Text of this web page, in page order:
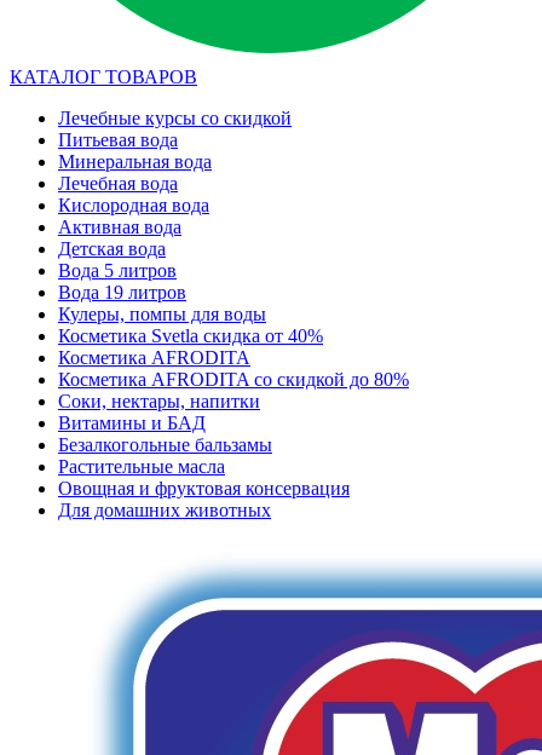
КАТАЛОГ ТОВАРОВ
Лечебные курсы со скидкой
Питьевая вода
Минеральная вода
Лечебная вода
Кислородная вода
Активная вода
Детская вода
Вода 5 литров
Вода 19 литров
Кулеры, помпы для воды
Косметика Svetla скидка от 40%
Косметика AFRODITA
Косметика AFRODITA со скидкой до 80%
Соки, нектары, напитки
Витамины и БАД
Безалкогольные бальзамы
Растительные масла
Овощная и фруктовая консервация
Для домашних животных